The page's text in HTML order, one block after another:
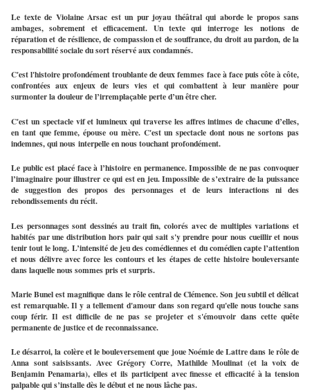
Le texte de Violaine Arsac est un pur joyau théâtral qui aborde le propos sans
ambages, sobrement et efficacement. Un texte qui interroge les notions de
réparation et de résilience, de compassion et de souffrance, du droit au pardon, de la
responsabilité sociale du sort réservé aux condamnés.
C'est l'histoire profondément troublante de deux femmes face à face puis côte à côte,
confrontées aux enjeux de leurs vies et qui combattent à leur manière pour
surmonter la douleur de l’irremplaçable perte d’un être cher.
C'est un spectacle vif et lumineux qui traverse les affres intimes de chacune d’elles,
en tant que femme, épouse ou mère. C'est un spectacle dont nous ne sortons pas
indemnes, qui nous interpelle en nous touchant profondément.
Le public est placé face à l’histoire en permanence. Impossible de ne pas convoquer
l’imaginaire pour illustrer ce qui est en jeu. Impossible de s’extraire de la puissance
de suggestion des propos des personnages et de leurs interactions ni des
rebondissements du récit.
Les personnages sont dessinés au trait fin, colorés avec de multiples variations et
habités par une distribution hors pair qui sait s'y prendre pour nous cueillir et nous
tenir tout le long. L’intensité de jeu des comédiennes et du comédien capte l’attention
et nous délivre avec force les contours et les étapes de cette histoire bouleversante
dans laquelle nous sommes pris et surpris.
Marie Bunel est magnifique dans le rôle central de Clémence. Son jeu subtil et délicat
est remarquable. Il y a tellement d'amour dans son regard qu'elle nous touche sans
coup férir. Il est difficile de ne pas se projeter et s'émouvoir dans cette quête
permanente de justice et de reconnaissance.
Le désarroi, la colère et le bouleversement que joue Noémie de Lattre dans le rôle de
Anna sont saisissants. Avec Grégory Corre, Mathilde Moulinat (et la voix de
Benjamin Penamaria), elles et ils participent avec finesse et efficacité à la tension
palpable qui s’installe dès le début et ne nous lâche pas.